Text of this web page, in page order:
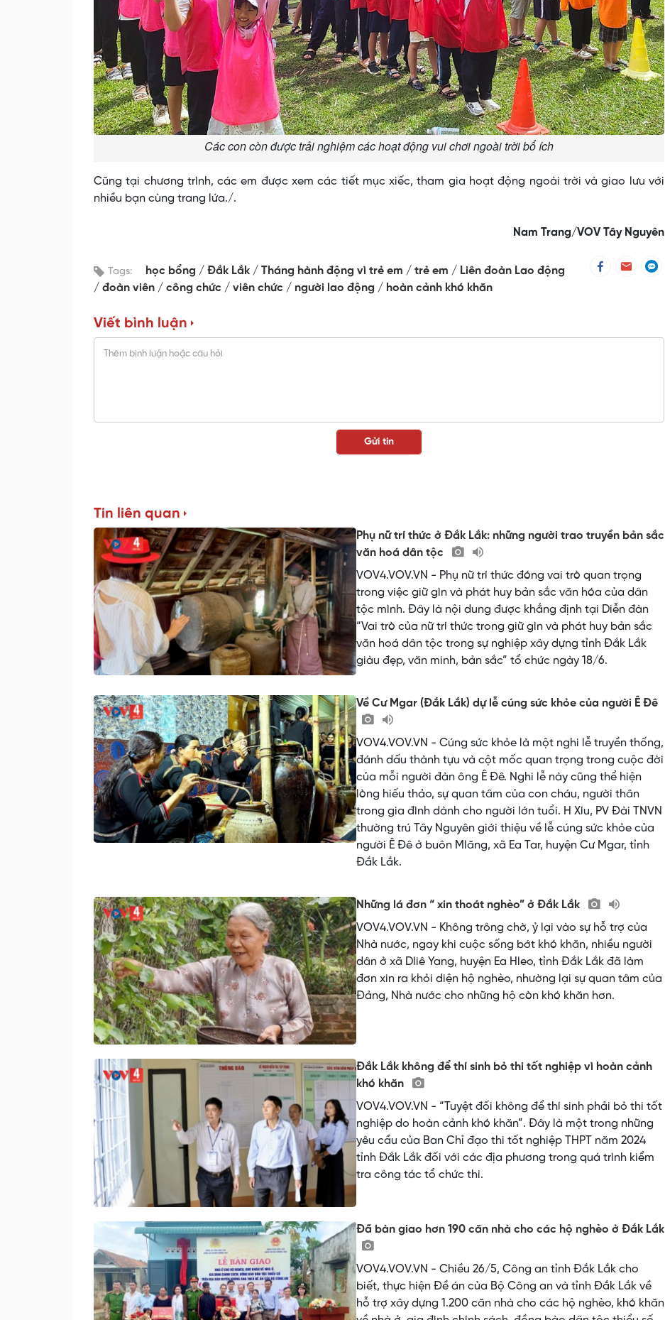
Các con còn được trải nghiệm các hoạt động vui chơi ngoài trời bổ ích
Cũng tại chương trình, các em được xem các tiết mục xiếc, tham gia hoạt động ngoài trời và giao lưu với
nhiều bạn cùng trang lứa./.
Nam Trang/VOV Tây Nguyên
Tags: học bổng Đắk Lắk Tháng hành động vì trẻ em trẻ em
Liên đoàn Lao động
đoàn viên
công chức viên chức người lao động hoàn cảnh khó khăn
Viết bình luận
Tin liên quan
Phụ nữ trí thức ở Đắk Lắk: những người trao truyền bản sắc
văn hoá dân tộc
VOV4.VOV.VN - Phụ nữ trí thức đóng vai trò quan trọng
trong việc giữ gìn và phát huy bản sắc văn hóa của dân
tộc mình. Đây là nội dung được khẳng định tại Diễn đàn
“Vai trò của nữ trí thức trong giữ gìn và phát huy bản sắc
văn hoá dân tộc trong sự nghiệp xây dựng tỉnh Đắk Lắk
giàu đẹp, văn minh, bản sắc” tổ chức ngày 18/6.
Về Cư Mgar (Đắk Lắk) dự lễ cúng sức khỏe của người Ê Đê
VOV4.VOV.VN - Cúng sức khỏe là một nghi lễ truyền thống,
đánh dấu thành tựu và cột mốc quan trọng trong cuộc đời
của mỗi người đàn ông Ê Đê. Nghi lễ này cũng thể hiện
lòng hiếu thảo, sự quan tâm của con cháu, người thân
trong gia đình dành cho người lớn tuổi. H Xíu, PV Đài TNVN
thường trú Tây Nguyên giới thiệu về lễ cúng sức khỏe của
người Ê Đê ở buôn Mlăng, xã Ea Tar, huyện Cư Mgar, tỉnh
Đắk Lắk.
Những lá đơn “ xin thoát nghèo” ở Đắk Lắk
VOV4.VOV.VN - Không trông chờ, ỷ lại vào sự hỗ trợ của
Nhà nước, ngay khi cuộc sống bớt khó khăn, nhiều người
dân ở xã Dliê Yang, huyện Ea Hleo, tỉnh Đắk Lắk đã làm
đơn xin ra khỏi diện hộ nghèo, nhường lại sự quan tâm của
Đảng, Nhà nước cho những hộ còn khó khăn hơn.
Đắk Lắk không để thí sinh bỏ thi tốt nghiệp vì hoàn cảnh
khó khăn
VOV4.VOV.VN - “Tuyệt đối không để thí sinh phải bỏ thi tốt
nghiệp do hoàn cảnh khó khăn”. Đây là một trong những
yêu cầu của Ban Chỉ đạo thi tốt nghiệp THPT năm 2024
tỉnh Đắk Lắk đối với các địa phương trong quá trình kiểm
tra công tác tổ chức thi.
Đã bàn giao hơn 190 căn nhà cho các hộ nghèo ở Đắk Lắk
VOV4.VOV.VN - Chiều 26/5, Công an tỉnh Đắk Lắk cho
biết, thực hiện Đề án của Bộ Công an và tỉnh Đắk Lắk về
hỗ trợ xây dựng 1.200 căn nhà cho các hộ nghèo, khó khăn